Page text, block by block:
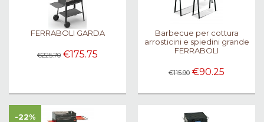
FERRABOLI GARDA
€225.70 €175.75
Barbecue per cottura
arrosticini e spiedini grande
FERRABOLI
€115.90 €90.25
-22%